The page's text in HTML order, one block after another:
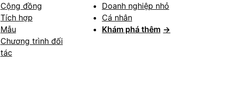
Cộng đồng
Tích hợp
Mẫu
Chương trình đối
tác
Doanh nghiệp nhỏ
Cá nhân
Khám phá thêm →